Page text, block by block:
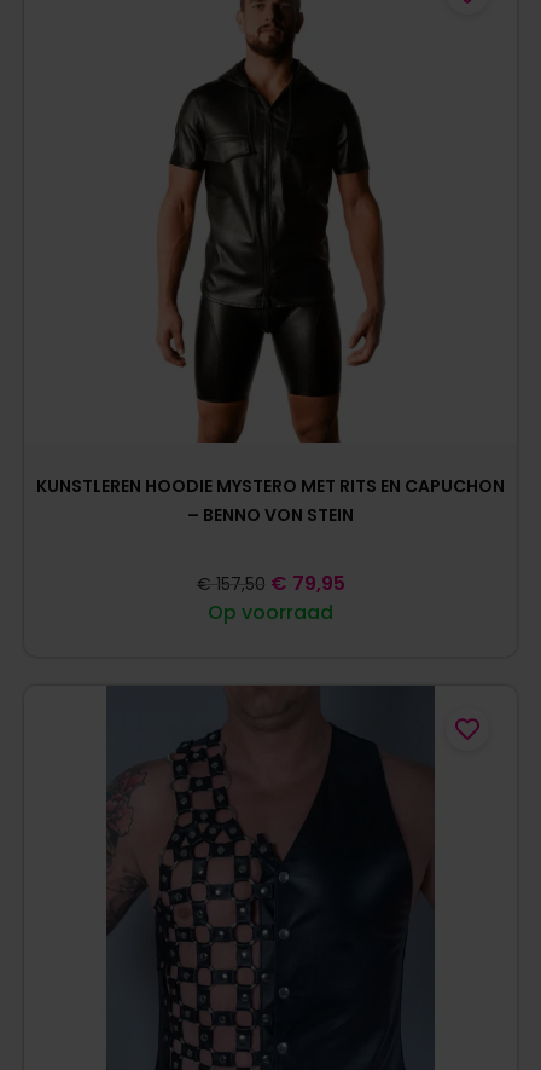
KUNSTLEREN HOODIE MYSTERO MET RITS EN CAPUCHON
– BENNO VON STEIN
Op voorraad
€ 157,50 € 79,95